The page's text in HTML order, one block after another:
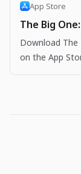
App Store
The Big
Download The
on the App